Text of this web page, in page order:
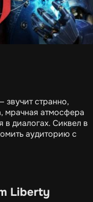
странно,
мрачная атмосфера
диалогах. Сиквел в
аудиторию с
Liberty